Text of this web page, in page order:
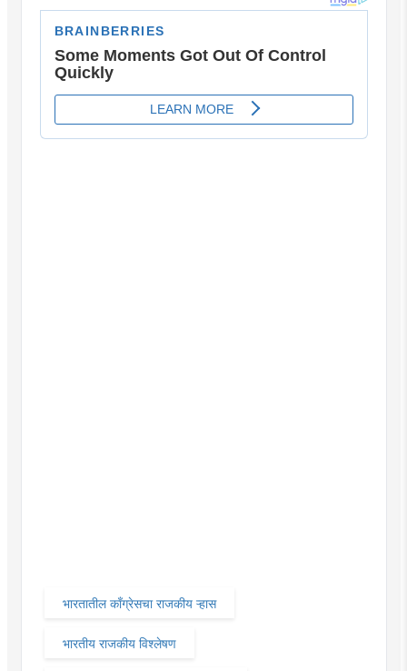
भारतातील काँग्रेसचा राजकीय ऱ्हास
भारतीय राजकीय विश्लेषण